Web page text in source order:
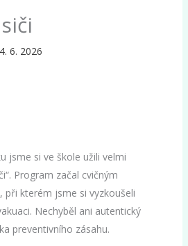
6. 2026
jsme si ve škole užili velmi
Program začal cvičným
při kterém jsme si vyzkoušeli
Nechyběl ani autentický
preventivního zásahu.